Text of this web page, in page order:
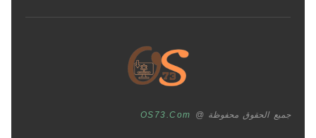
جميع الحقوق محفوظة @ OS73.com